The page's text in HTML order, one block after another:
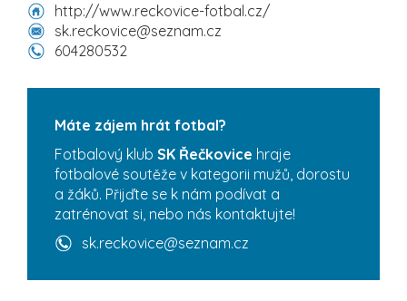
http://www.reckovice-fotbal.cz/
sk.reckovice@seznam.cz
604280532
Máte zájem hrát fotbal?
Fotbalový klub SK Řečkovice hraje
fotbalové soutěže v kategorii mužů, dorostu
a žáků. Přijďte se k nám podívat a
zatrénovat si, nebo nás kontaktujte!
sk.reckovice@seznam.cz